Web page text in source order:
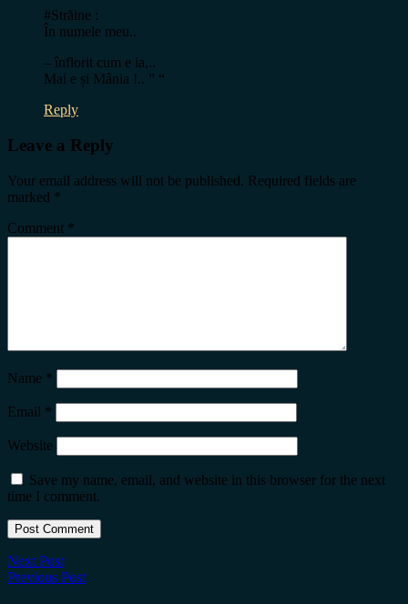
#Străine :
În numele meu..
– înflorit cum e ia,..
Mai e și Mânia !.. ” “
Reply
Leave a Reply
Your email address will not be published. Required fields are
marked *
Comment *
Name *
Email *
Website
Save my name, email, and website in this browser for the next
time I comment.
Next Post
Previous Post